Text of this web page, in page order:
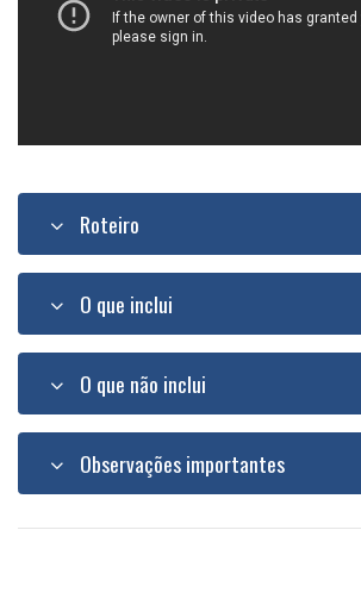
Roteiro
O que inclui
O que não inclui
Observações importantes